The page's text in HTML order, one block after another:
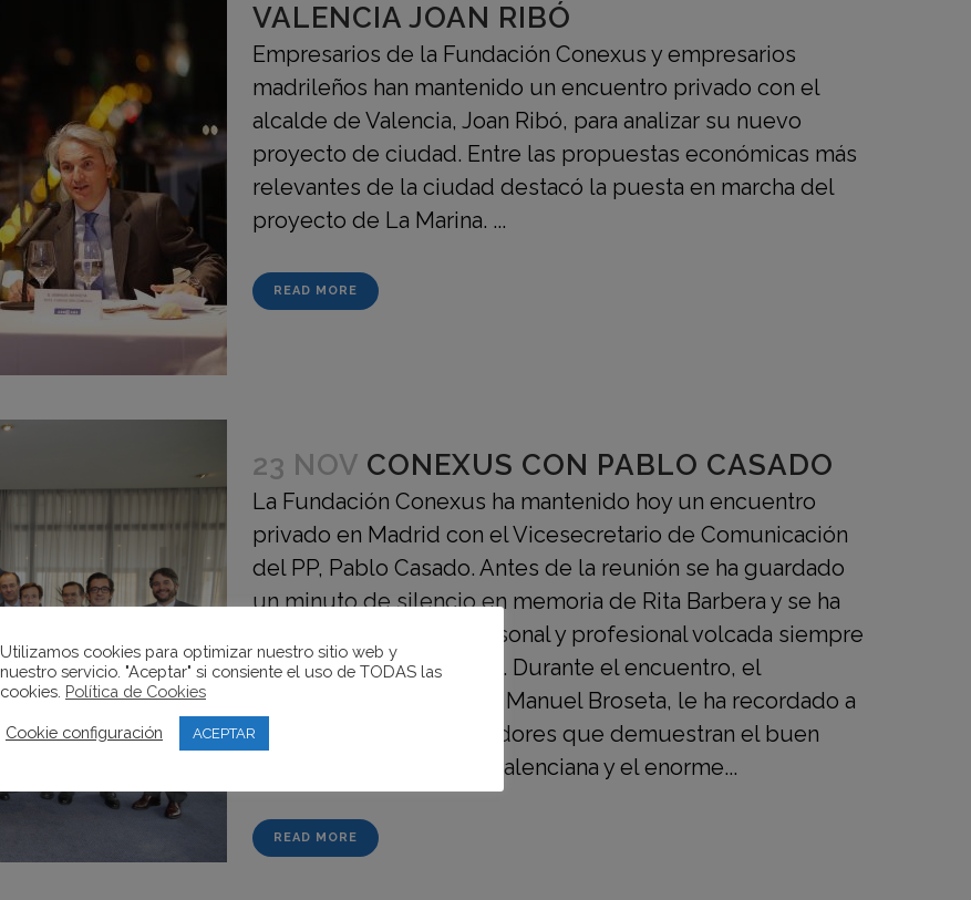
VALENCIA JOAN RIBÓ
Empresarios de la Fundación Conexus y empresarios
madrileños han mantenido un encuentro privado con el
alcalde de Valencia, Joan Ribó, para analizar su nuevo
proyecto de ciudad. Entre las propuestas económicas más
relevantes de la ciudad destacó la puesta en marcha del
proyecto de La Marina. ...
READ MORE
23 NOV CONEXUS CON PABLO CASADO
La Fundación Conexus ha mantenido hoy un encuentro
privado en Madrid con el Vicesecretario de Comunicación
del PP, Pablo Casado. Antes de la reunión se ha guardado
un minuto de silencio en memoria de Rita Barbera y se ha
destacado su figura personal y profesional volcada siempre
en la ciudad de Valencia. Durante el encuentro, el
Presidente de Conexus, Manuel Broseta, le ha recordado a
Casado todos los indicadores que demuestran el buen
avance de la economía valenciana y el enorme...
READ MORE
Utilizamos cookies para optimizar nuestro sitio web y
nuestro servicio. "Aceptar" si consiente el uso de TODAS las
cookies. Política de Cookies
Cookie configuración ACEPTAR